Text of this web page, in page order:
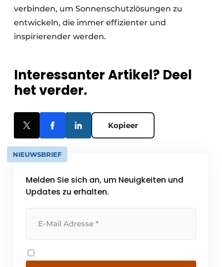
verbinden, um Sonnenschutzlösungen zu
entwickeln, die immer effizienter und
inspirierender werden.
Interessanter Artikel? Deel
het verder.
Kopieer
NIEUWSBRIEF
Melden Sie sich an, um Neuigkeiten und
Updates zu erhalten.